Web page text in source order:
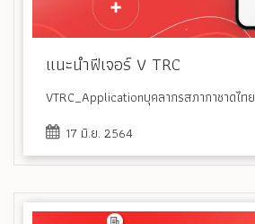
แนะนำฟีเจอร์ V TRC
VTRC_Applicationบุคลากรสภากาชาดไทย
17 มิ.ย. 2564